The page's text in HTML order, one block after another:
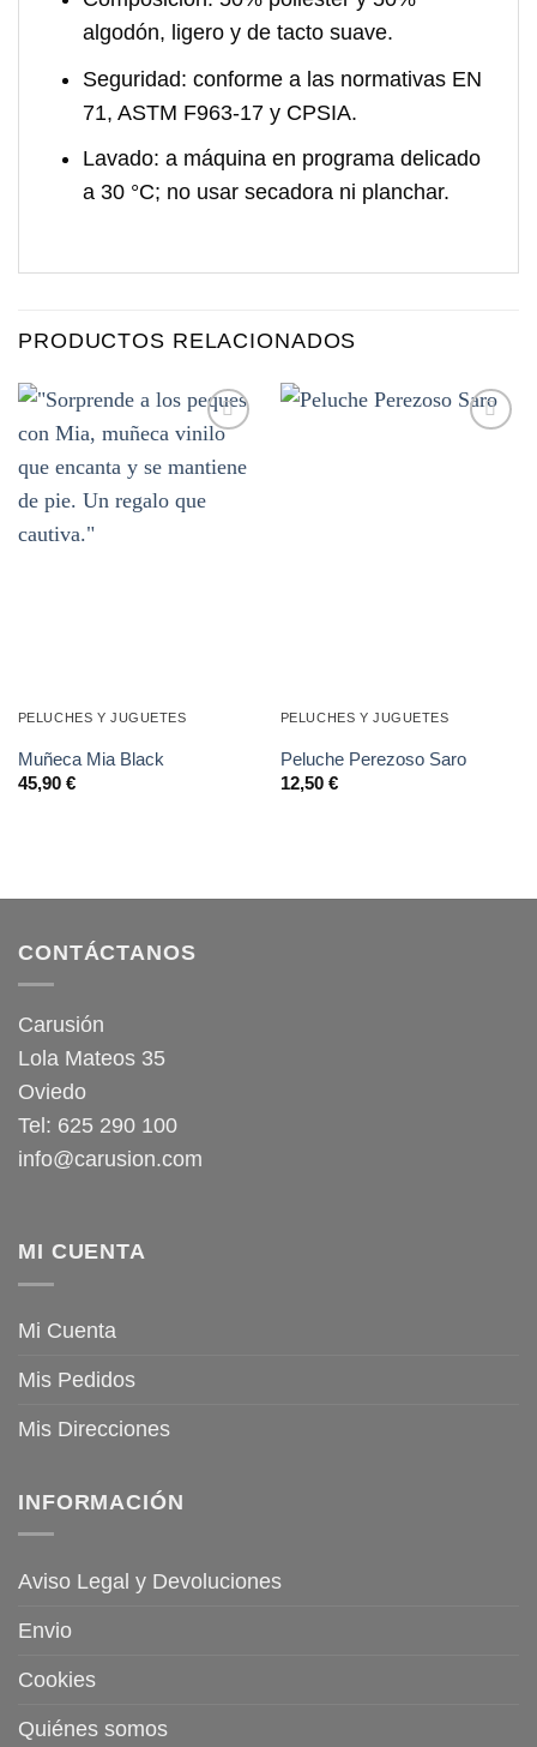
algodón, ligero y de tacto suave.
Seguridad: conforme a las normativas EN
71, ASTM F963-17 y CPSIA.
Lavado: a máquina en programa delicado
a 30 °C; no usar secadora ni planchar.
PRODUCTOS RELACIONADOS
a la
deseos
PELUCHES Y JUGUETES
Muñeca Mia Black
45,90 €
PELUCHES Y JUGUETES
Peluche Perezoso Saro
12,50 €
CONTÁCTANOS
Carusión
Lola Mateos 35
Oviedo
Tel: 625 290 100
info@carusion.com
MI CUENTA
Mi Cuenta
Mis Pedidos
Mis Direcciones
INFORMACIÓN
Aviso Legal y Devoluciones
Envio
Cookies
Quiénes somos